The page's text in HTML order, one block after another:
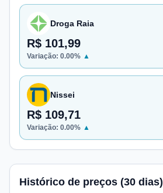
Droga Raia
R$ 101,99
Variação: 0.00% ▲
Nissei
R$ 109,71
Variação: 0.00% ▲
Histórico de preços (30 dias)